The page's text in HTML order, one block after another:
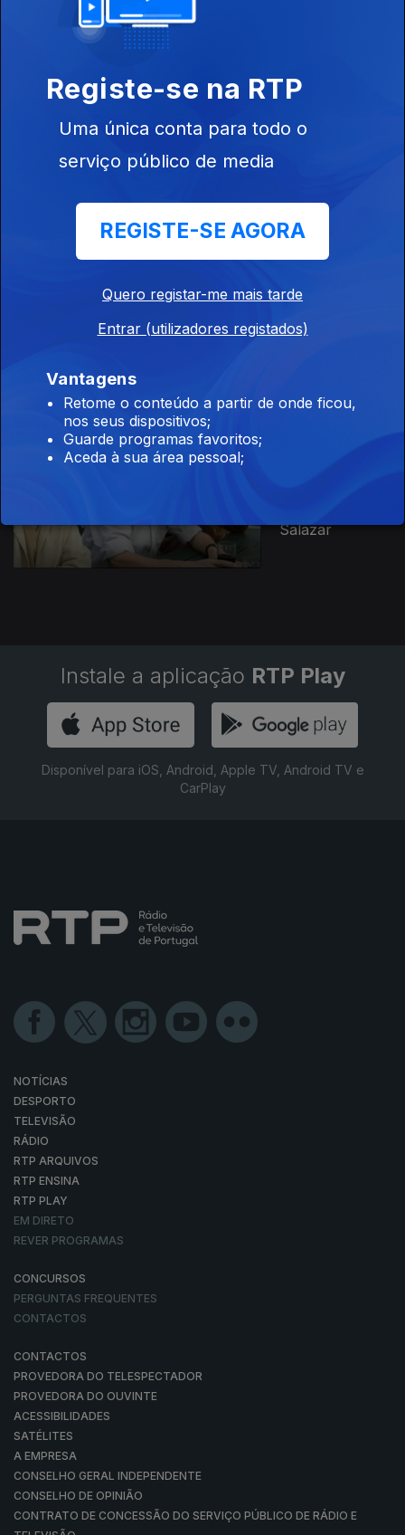
Diálogo
Ação
Salazar
Instale a aplicação RTP Play
Disponível para iOS, Android, Apple TV, Android TV e
CarPlay
NOTÍCIAS
DESPORTO
TELEVISÃO
RÁDIO
RTP ARQUIVOS
RTP ENSINA
RTP PLAY
EM DIRETO
REVER PROGRAMAS
CONCURSOS
PERGUNTAS FREQUENTES
CONTACTOS
CONTACTOS
PROVEDORA DO TELESPECTADOR
PROVEDORA DO OUVINTE
ACESSIBILIDADES
SATÉLITES
A EMPRESA
CONSELHO GERAL INDEPENDENTE
CONSELHO DE OPINIÃO
CONTRATO DE CONCESSÃO DO SERVIÇO PÚBLICO DE RÁDIO E
Registe-se na RTP
Uma única conta para todo o
serviço público de media
REGISTE-SE AGORA
Quero registar-me mais tarde
Entrar (utilizadores registados)
Vantagens
Retome o conteúdo a partir de onde ficou,
nos seus dispositivos;
Guarde programas favoritos;
Aceda à sua área pessoal;